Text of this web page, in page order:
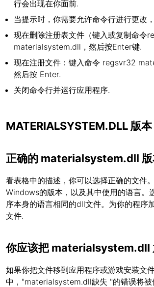
行会出现在你面前.
当提示时，你需要允许命令行进行更改
现在删除注册表文件（键入或复制命令
materialsystem.dll，然后按Enter键.
现在注册文件：键入命令 regsvr32
然后按 Enter.
关闭命令行并运行应用程序.
MATERIALSYSTEM.DLL 版本
正确的 materialsystem.dll 版
看表格中的描述，你可以选择正确的文件
Windows的版本，以及其中使用的语言。
序本身的语言相同的dll文件。为你的程序
文件.
你应该把 materialsystem.dll
如果你把文件移到应用程序或游戏安装文
中，"materialsystem.dll缺失 "的错误将被